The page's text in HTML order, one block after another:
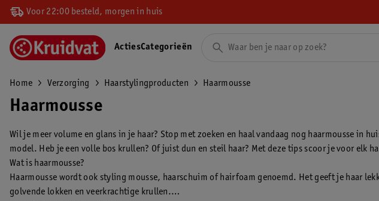
Voor 22:00 besteld, morgen in huis
ActiesCategorieën
Home Verzorging Haarstylingproducten Haarmousse
Haarmousse
Wil je meer volume en glans in je haar? Stop met zoeken en haal vandaag nog haarmousse
model. Heb je een volle bos krullen? Of juist dun en steil haar? Met deze tips scoor je voor elk
Wat is haarmousse?
Haarmousse wordt ook styling mousse, haarschuim of hairfoam genoemd. Het geeft je haar
golvende lokken en veerkrachtige krullen.